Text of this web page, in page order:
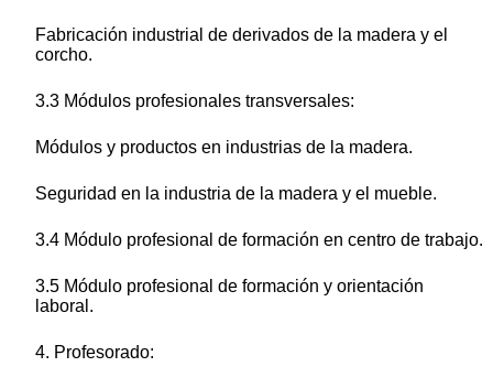
Fabricación industrial de derivados de la madera y el
corcho.
3.3 Módulos profesionales transversales:
Módulos y productos en industrias de la madera.
Seguridad en la industria de la madera y el mueble.
3.4 Módulo profesional de formación en centro de trabajo.
3.5 Módulo profesional de formación y orientación
laboral.
4. Profesorado: